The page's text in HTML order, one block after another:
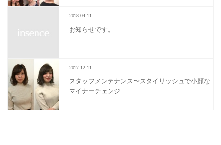
2018.04.11
お知らせです。
2017.12.11
スタッフメンテナンス〜スタイリッシュで小顔な
マイナーチェンジ